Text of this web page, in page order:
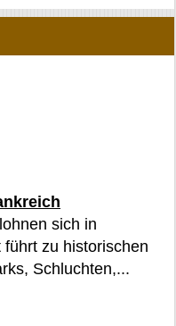
sich in
zu historischen
Schluchten,...